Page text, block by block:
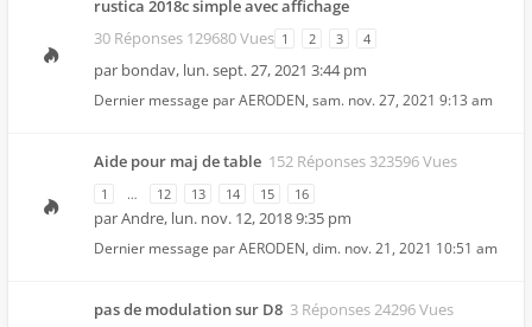
rustica 2018c simple avec affichage
30 Réponses 129680 Vues 1 2 3 4
par bondav, lun. sept. 27, 2021 3:44 pm
Dernier message parAERODEN, sam. nov. 27, 2021 9:13 am
Aide pour maj de table 152 Réponses 323596 Vues
1 … 12 13 14 15 16
parAndre, lun. nov. 12, 2018 9:35 pm
Dernier message parAERODEN, dim. nov. 21, 2021 10:51 am
pas de modulation sur D8 3 Réponses 24296 Vues